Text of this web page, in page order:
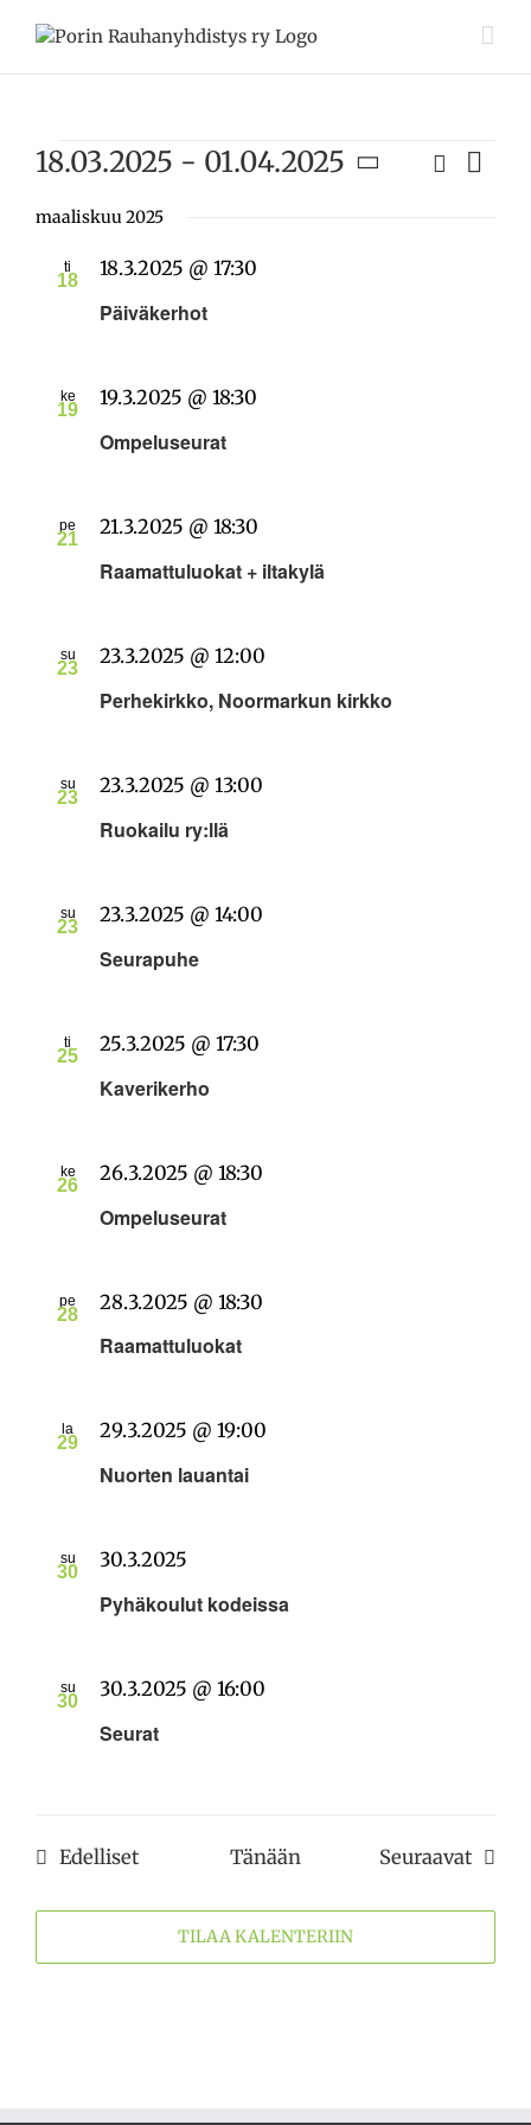
Tapahtumat Etsi
Lista
18.03.2025 - 01.04.2025
päivä.
maaliskuu 2025
ti
18
Päiväkerhot
18.3.2025 @ 17:30
ke
19
Ompeluseurat
19.3.2025 @ 18:30
pe
21
Raamattuluokat + iltakylä
21.3.2025 @ 18:30
su
23
Perhekirkko, Noormarkun kirkko
23.3.2025 @ 12:00
su
23
Ruokailu ry:llä
23.3.2025 @ 13:00
su
23
Seurapuhe
23.3.2025 @ 14:00
ti
25
Kaverikerho
25.3.2025 @ 17:30
ke
26
Ompeluseurat
26.3.2025 @ 18:30
pe
28
Raamattuluokat
28.3.2025 @ 18:30
la
29
Nuorten lauantai
29.3.2025 @ 19:00
su
30
Pyhäkoulut kodeissa
30.3.2025
su
30
Seurat
30.3.2025 @ 16:00
EdellisetTapahtumatTänään Seuraavat
TILAA KALENTERIIN